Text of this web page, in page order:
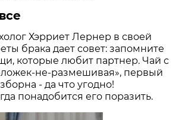
Хэрриет Лернер в своей
брака дает совет: запомните
которые любит партнер. Чай с
ложек-не-размешивая», первый
- да что угодно!
понадобится его поразить.